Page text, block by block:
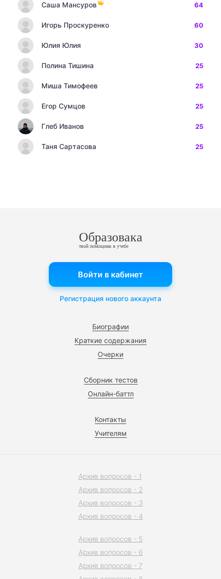
Саша Мансуров 64
Игорь Проскуренко 60
Юлия Юлия 30
Полина Тишина 25
Миша Тимофеев 25
Егор Сумцов 25
Глеб Иванов 25
Таня Сартасова 25
Образовака
твой помощник в учебе
Биографии
Краткие содержания
Очерки
Сборник тестов
Онлайн-баттл
Контакты
Учителям
Войти в кабинет
Регистрация нового аккаунта
Архив вопросов - 1
Архив вопросов - 2
Архив вопросов - 3
Архив вопросов - 4
Архив вопросов - 5
Архив вопросов - 6
Архив вопросов - 7